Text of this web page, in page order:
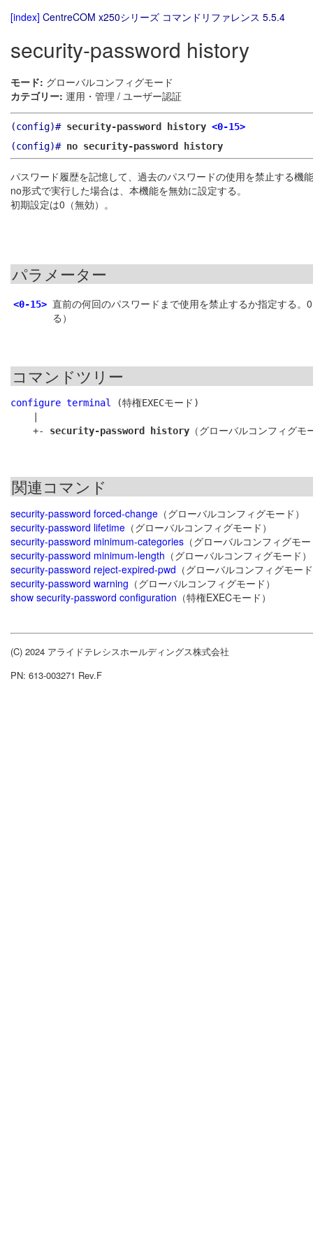
[index] CentreCOM x250シリーズ コマンドリファレンス 5.5.4
security-password history
モード: グローバルコンフィグモード
カテゴリー: 運用・管理 / ユーザー認証
(config)# security-password history <0-15>
(config)# no security-password history
パスワード履歴を記憶して、過去のパスワードの使用を禁止する
no形式で実行した場合は、本機能を無効に設定する。
初期設定は0（無効）。
パラメーター
<0-15> 直前の何回のパスワードまで使用を禁止するか指定する
る）
コマンドツリー
configure terminal
(特権EXECモード)
    +-
security-password history
関連コマンド
security-password forced-change （グローバルコンフィグモード）
security-password lifetime （グローバルコンフィグモード）
security-password minimum-categories （グローバルコンフィグモ
security-password minimum-length （グローバルコンフィグモード）
security-password reject-expired-pwd （グローバルコンフィグモー
security-password warning （グローバルコンフィグモード）
show security-password configuration （特権EXECモード）
(C) 2024 アライドテレシスホールディングス株式会社
PN: 613-003271 Rev.F